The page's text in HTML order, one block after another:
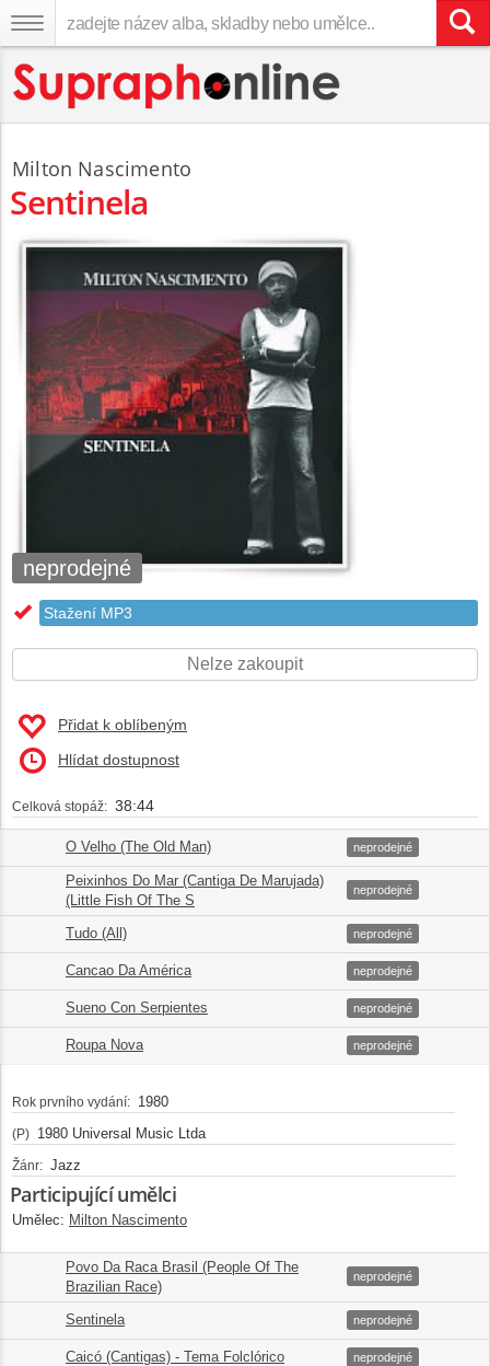
Milton Nascimento
Sentinela
neprodejné
Stažení MP3
Nelze zakoupit
Přidat k oblíbeným
Hlídat dostupnost
Celková stopáž: 38:44
O Velho (The Old Man) 00:37
neprodejné
Peixinhos Do Mar (Cantiga De Marujada)
(Little Fish Of The S
03:03
neprodejné
Tudo (All) 03:53
neprodejné
Cancao Da América 03:52
neprodejné
Sueno Con Serpientes 04:42
neprodejné
Roupa Nova 02:55
neprodejné
Rok prvního vydání: 1980
(P) 1980 Universal Music Ltda
Žánr: Jazz
Participující umělci
Umělec: Milton Nascimento
Povo Da Raca Brasil (People Of The
Brazilian Race)
00:27
neprodejné
Sentinela 07:37
neprodejné
Caicó (Cantigas) - Tema Folclórico 02:55
neprodejné